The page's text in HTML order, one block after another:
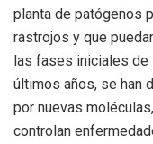
planta de patógenos
rastrojos y que
las fases iniciales de
últimos años, se han
por nuevas
controlan